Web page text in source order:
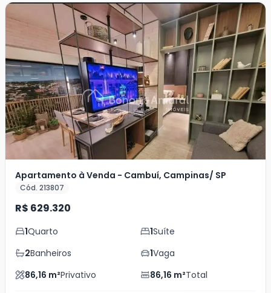
Apartamento à Venda - Cambuí, Campinas/ SP
Cód. 213807
R$ 629.320
1Quarto 1Suíte
2Banheiros 1Vaga
86,16 m²Privativo 86,16 m²Total